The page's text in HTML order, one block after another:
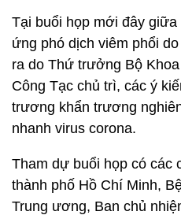
Tại buổi họp mới đây
ứng phó dịch viêm phổi
ra do Thứ trưởng Bộ
Công Tạc chủ trì, các ý
trương khẩn trương
nhanh virus corona.
Tham dự buổi họp có các
thành phố Hồ Chí Minh,
Trung ương, Ban chủ